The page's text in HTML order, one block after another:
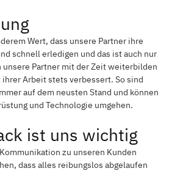
Wert, dass unsere Partner ihre
schnell erledigen und das ist auch nur
unsere Partner mit der Zeit weiterbilden
Arbeit stets verbessert. So sind
auf dem neusten Stand und können
und Technologie umgehen.
ist uns wichtig
zu unseren Kunden
dass alles reibungslos abgelaufen